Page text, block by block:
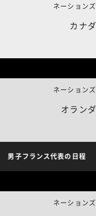
カナダ
ネーショ
オランダ
ネーショ
男子フランス代表の日程
ネーショ